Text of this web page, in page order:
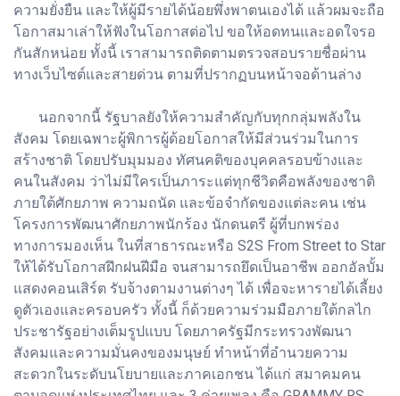
ความยั่งยืน และให้ผู้มีรายได้น้อยพึ่งพาตนเองได้ แล้วผมจะถือ
โอกาสมาเล่าให้ฟังในโอกาสต่อไป ขอให้อดทนและอดใจรอ
กันสักหน่อย ทั้งนี้ เราสามารถติดตามตรวจสอบรายชื่อผ่าน
ทางเว็บไซต์และสายด่วน ตามที่ปรากฏบนหน้าจอด้านล่าง
นอกจากนี้ รัฐบาลยังให้ความสำคัญกับทุกกลุ่มพลังใน
สังคม โดยเฉพาะผู้พิการผู้ด้อยโอกาสให้มีส่วนร่วมในการ
สร้างชาติ โดยปรับมุมมอง ทัศนคติของบุคคลรอบข้างและ
คนในสังคม ว่าไม่มีใครเป็นภาระแต่ทุกชีวิตคือพลังของชาติ
ภายใต้ศักยภาพ ความถนัด และข้อจำกัดของแต่ละคน เช่น
โครงการพัฒนาศักยภาพนักร้อง นักดนตรี ผู้ที่บกพร่อง
ทางการมองเห็น ในที่สาธารณะหรือ S2S From Street to Star
ให้ได้รับโอกาสฝึกฝนฝีมือ จนสามารถยึดเป็นอาชีพ ออกอัลบั้ม
แสดงคอนเสิร์ต รับจ้างตามงานต่างๆ ได้ เพื่อจะหารายได้เลี้ยง
ดูตัวเองและครอบครัว ทั้งนี้ ก็ด้วยความร่วมมือภายใต้กลไก
ประชารัฐอย่างเต็มรูปแบบ โดยภาครัฐมีกระทรวงพัฒนา
สังคมและความมั่นคงของมนุษย์ ทำหน้าที่อำนวยความ
สะดวกในระดับนโยบายและภาคเอกชน ได้แก่ สมาคมคน